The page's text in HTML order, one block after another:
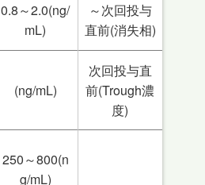
0.8～2.0(ng/
mL)
～次回投与
直前(消失相)
(ng/mL)
次回投与直
前(Trough濃
度)
250～800(n
g/mL)